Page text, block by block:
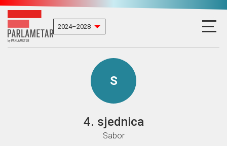
S
4. sjednica
Sabor